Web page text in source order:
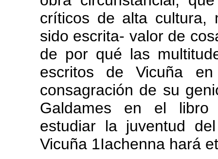
críticos de alta cultura,
sido escrita- valor de
de por qué las
escritos de Vicuña
consagración de su
Galdames en el libro
estudiar la juventud
Vicuña 1Iachenna hará